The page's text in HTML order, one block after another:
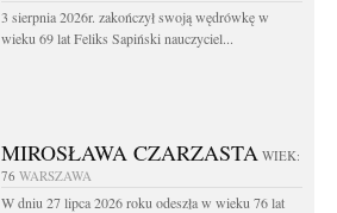
3 sierpnia 2026r. zakończył swoją wędrówkę w
wieku 69 lat Feliks Sapiński nauczyciel...
MIROSŁAWA CZARZASTA WIEK:
76 WARSZAWA
W dniu 27 lipca 2026 roku odeszła w wieku 76 lat